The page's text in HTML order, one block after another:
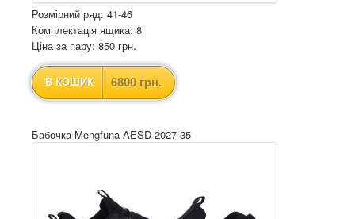
Розмірний ряд: 41-46
Комплектація ящика: 8
Ціна за пару: 850 грн.
В КОШИК 6800 грн.
Бабочка-Mengfuna-AESD 2027-35